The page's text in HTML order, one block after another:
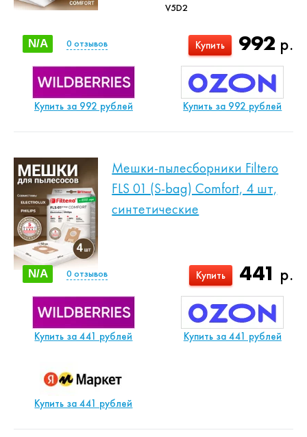
V5D2
992 р.
Купить
N/A 0 отзывов
Купить за 992 рублей Купить за 992 рублей
Мешки-пылесборники Filtero
FLS 01 (S-bag) Comfort, 4 шт,
синтетические
441 р.
Купить
N/A 0 отзывов
Купить за 441 рублей Купить за 441 рублей
Купить за 441 рублей